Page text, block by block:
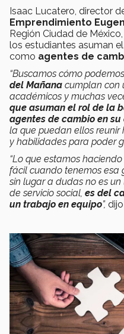
Isaac Lucatero, director
Emprendimiento
Región Ciudad de
los estudiantes asuman
como agentes de
“Buscamos cómo
del Mañana cumplan con
académicos y muchas
que asuman el rol de la
agentes de cambio en
la que puedan ellos reunir
y habilidades para poder
“Lo que estamos
fácil cuando tenemos esa
sin lugar a dudas no es
de servicio social, es del
un trabajo en equipo”,